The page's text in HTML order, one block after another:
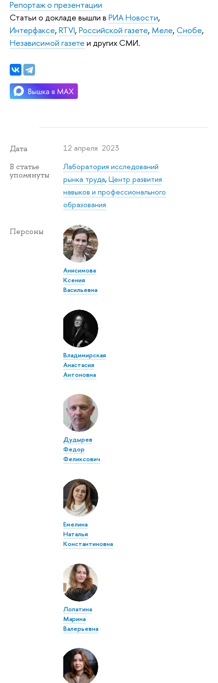
Репортаж о презентации
Статьи о докладе вышли в РИА Новости,
Интерфаксе, RTVI, Российской газете, Меле, Снобе,
Независимой газете и других СМИ.
Дата 12 апреля 2023
В статье
упомянуты
Лаборатория исследований
рынка труда,Центр развития
навыков и профессионального
образования
Персоны
Анисимова
Ксения
Васильевна
Владимирская
Анастасия
Антоновна
Дудырев
Федор
Феликсович
Емелина
Наталья
Константиновна
Лопатина
Марина
Валерьевна